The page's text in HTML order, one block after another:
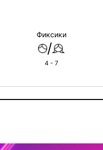
Фиксики
/
4 - 7